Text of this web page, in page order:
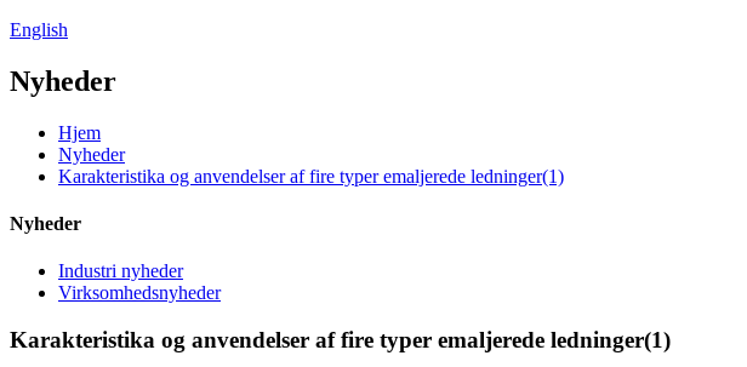
English
Nyheder
Hjem
Nyheder
Karakteristika og anvendelser af fire typer emaljerede ledninger(1)
Nyheder
Industri nyheder
Virksomhedsnyheder
Karakteristika og anvendelser af fire typer emaljerede ledninger(1)